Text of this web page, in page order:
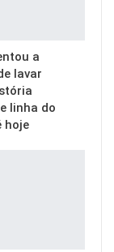
a
lavar
linha do
hoje